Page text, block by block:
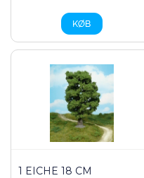
1 EICHE 18 CM